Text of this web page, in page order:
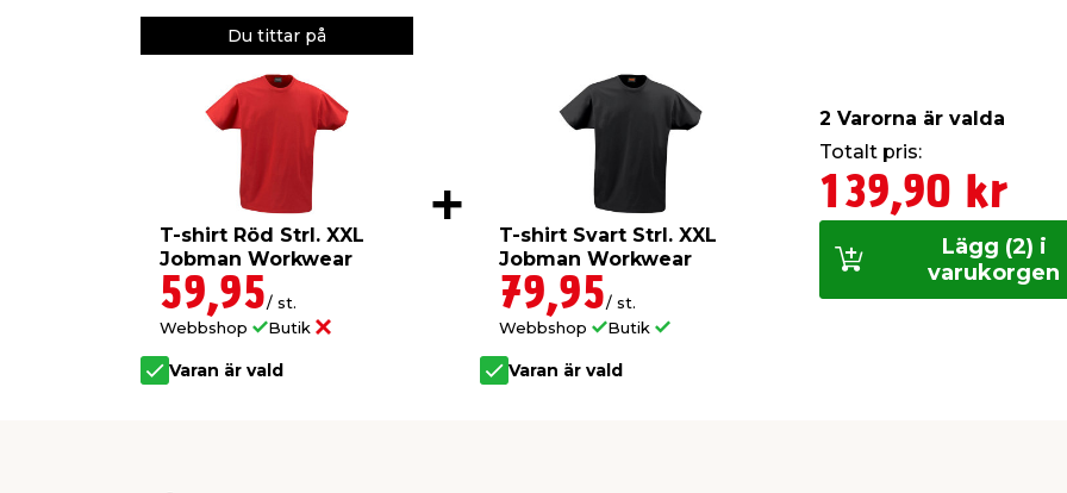
Du tittar på
T-shirt Röd Strl. XXL
Jobman Workwear
59,95/ st.
Webbshop
Butik
Varan är vald
T-shirt Svart Strl. XXL
Jobman Workwear
79,95/ st.
Webbshop
Butik
Varan är vald
2 Varorna är valda
Totalt pris:
139,90 kr
Lägg (2) i
varukorgen